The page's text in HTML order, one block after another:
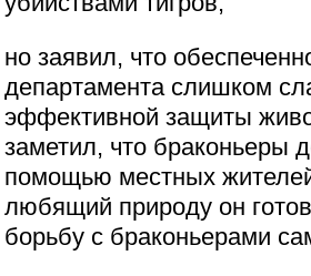
но заявил, что
департамента слишком
эффективной защиты
заметил, что браконьеры
помощью местных
любящий природу он
борьбу с браконьерами